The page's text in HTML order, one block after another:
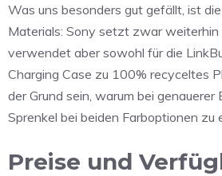
Was uns besonders gut gefällt, ist
Materials: Sony setzt zwar weiterhin
verwendet aber sowohl für die
Charging Case zu 100% recyceltes
der Grund sein, warum bei
Sprenkel bei beiden Farboptionen zu
Preise und